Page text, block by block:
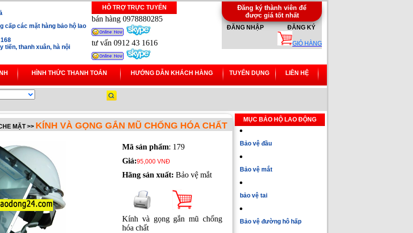
cấp các mặt hàng bảo hộ lao
tiến, thanh xuân, hà nội
HỖ TRỢ TRỰC TUYẾN
bán hàng 0978880285
tư vấn 0912 43 1616
Đăng ký thành viên để
được giá tốt nhất
ĐĂNG NHẬP ĐĂNG KÝ
GIỎ HÀNG
HÌNH THỨC THANH TOÁN HƯỚNG DẪN KHÁCH HÀNG TUYỂN DỤNG LIÊN HỆ
MẶT>> KÍNH VÀ GỌNG GẮN MŨ CHỐNG HÓA CHẤT
Mã sản phẩm: 179
Giá:95,000 VNĐ
Hãng sản xuất: Bảo vệ mắt
Kính và gọng gắn mũ chống
hóa chất
MỤC BẢO HỘ LAO ĐỘNG
Bảo vệ đầu
Bảo vệ mắt
bảo vệ tai
Bảo vệ đường hô hấp